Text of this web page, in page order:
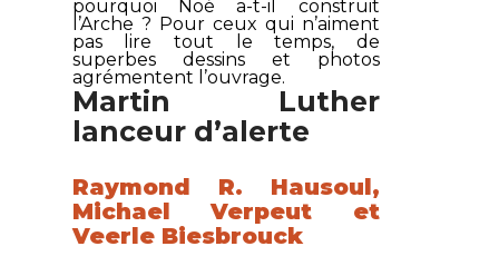
pourquoi Noé a-t-il construit
l’Arche ? Pour ceux qui n’aiment
pas lire tout le temps, de
superbes dessins et photos
agrémentent l’ouvrage.
Martin Luther
lanceur d’alerte
Raymond R. Hausoul,
Michael Verpeut et
Veerle Biesbrouck